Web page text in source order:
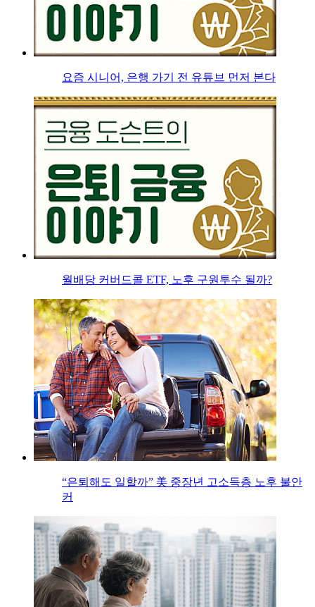
요즘 시니어, 은행 가기 전 유튜브 먼저 본다
월배당 커버드콜 ETF, 노후 구원투수 될까?
“은퇴해도 일할까” 美 중장년 고소득층 노후 불안
커